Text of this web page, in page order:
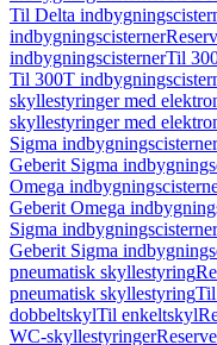
Til Delta
indbygningscisterner
indbygningscisternerTil
Til 300T
skyllestyringer med
skyllestyringer med
Sigma
Geberit Sigma
Omega
Geberit Omega
Sigma
Geberit Sigma
pneumatisk skyllestyring
pneumatisk skyllestyring
dobbeltskylTil enkeltskyl
WC-skyllestyringer